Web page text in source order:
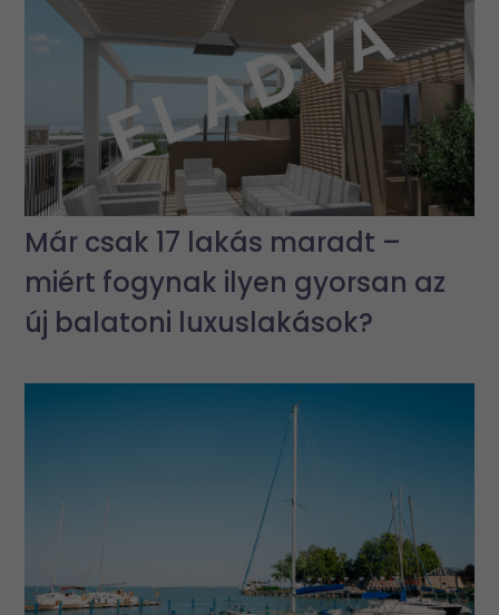
Már csak 17 lakás maradt –
miért fogynak ilyen gyorsan az
új balatoni luxuslakások?